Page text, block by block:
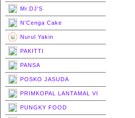
Mr.DJ'S
N'Cenga Cake
Nurul Yakin
PAKITTI
PANSA
POSKO JASUDA
PRIMKOPAL LANTAMAL VI
PUNGKY FOOD